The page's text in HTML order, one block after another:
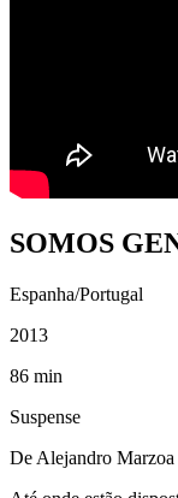
SOMOS
Espanha/Portugal
2013
86 min
Suspense
De Alejandro Marzoa